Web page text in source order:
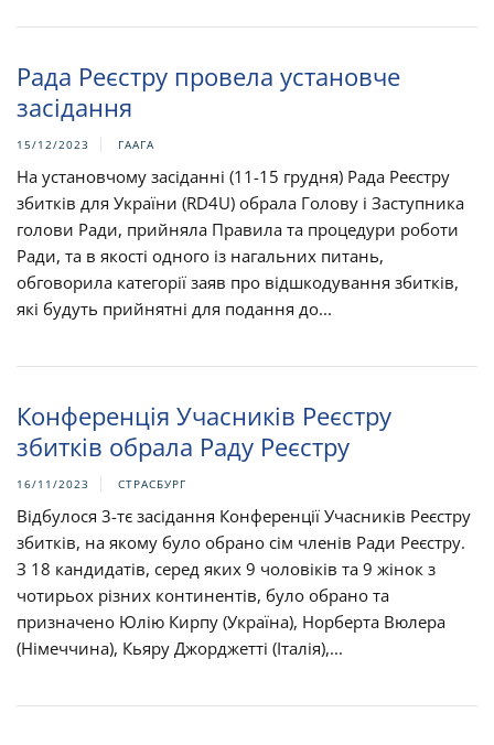
Рада Реєстру провела установче
засідання
15/12/2023 ГААГА
На установчому засіданні (11-15 грудня) Рада Реєстру
збитків для України (RD4U) обрала Голову і Заступника
голови Ради, прийняла Правила та процедури роботи
Ради, та в якості одного із нагальних питань,
обговорила категорії заяв про відшкодування збитків,
які будуть прийнятні для подання до...
Конференція Учасників Реєстру
збитків обрала Раду Реєстру
16/11/2023 СТРАСБУРГ
Відбулося 3-тє засідання Конференції Учасників Реєстру
збитків, на якому було обрано сім членів Ради Реєстру.
З 18 кандидатів, серед яких 9 чоловіків та 9 жінок з
чотирьох різних континентів, було обрано та
призначено Юлію Кирпу (Україна), Норберта Вюлера
(Німеччина), Кьяру Джорджетті (Італія),...